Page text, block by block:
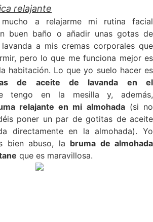
relajante
a relajarme mi rutina facial
buen baño o añadir unas gotas de
a mis cremas corporales que
pero lo que me funciona mejor es
habitación. Lo que yo suelo hacer es
de aceite de lavanda en el
tengo en la mesilla y, además,
relajante en mi almohada(si no
poner un par de gotitas de aceite
directamente en la almohada). Yo
bien abuso, la bruma de almohada
que es maravillosa.